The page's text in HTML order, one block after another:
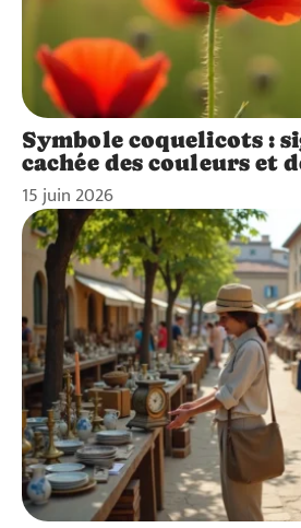
Symbole coquelicots :
cachée des couleurs et
15 juin 2026